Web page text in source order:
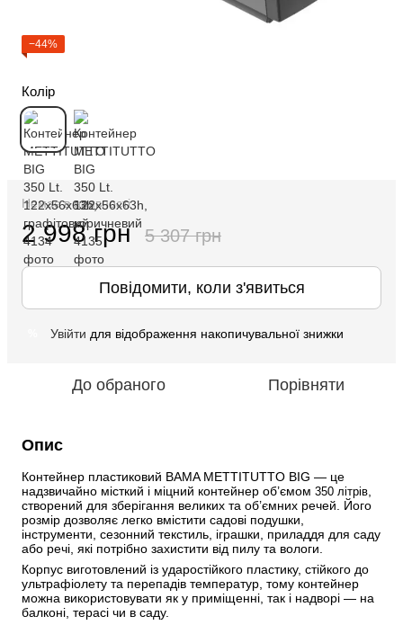
−44%
Колір
Немає в наявності
2 998 грн 5 307 грн
Повідомити, коли з'явиться
Увійти для відображення накопичувальної знижки
До обраного Порівняти
Опис
Контейнер пластиковий BAMA METTITUTTO BIG — це
надзвичайно місткий і міцний контейнер об’ємом 350 літрів
створений для зберігання великих та об’ємних речей. Його
розмір дозволяє легко вмістити садові подушки,
інструменти, сезонний текстиль, іграшки, приладдя для саду
або речі, які потрібно захистити від пилу та вологи.
Корпус виготовлений із ударостійкого пластику, стійкого до
ультрафіолету та перепадів температур, тому контейнер
можна використовувати як у приміщенні, так і надворі — на
балконі, терасі чи в саду.